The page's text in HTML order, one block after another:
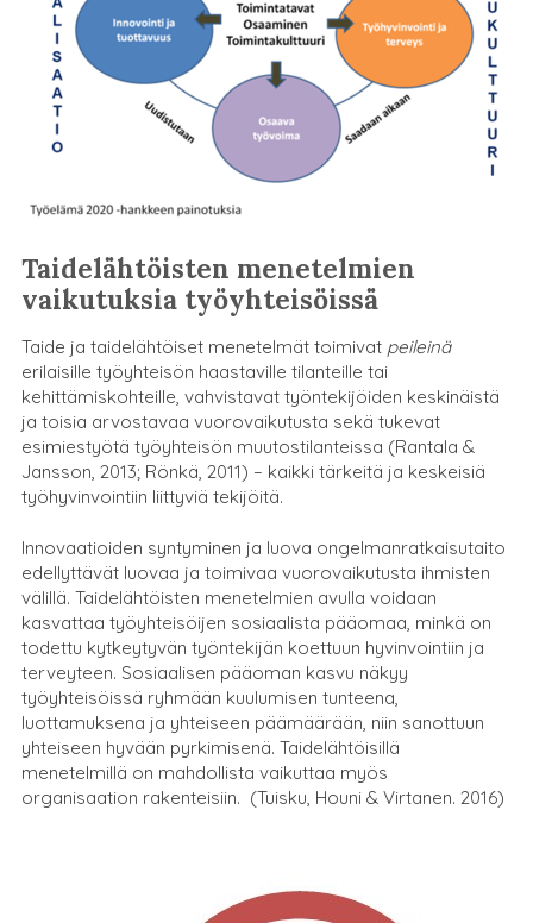
Taidelähtöisten menetelmien
vaikutuksia työyhteisöissä
Taide ja taidelähtöiset menetelmät toimivat peileinä
erilaisille työyhteisön haastaville tilanteille tai
kehittämiskohteille, vahvistavat työntekijöiden keskinäistä
ja toisia arvostavaa vuorovaikutusta sekä tukevat
esimiestyötä työyhteisön muutostilanteissa (Rantala &
Jansson, 2013; Rönkä, 2011) – kaikki tärkeitä ja keskeisiä
työhyvinvointiin liittyviä tekijöitä.
Innovaatioiden syntyminen ja luova ongelmanratkaisutaito
edellyttävät luovaa ja toimivaa vuorovaikutusta ihmisten
välillä. Taidelähtöisten menetelmien avulla voidaan
kasvattaa työyhteisöijen sosiaalista pääomaa, minkä on
todettu kytkeytyvän työntekijän koettuun hyvinvointiin ja
terveyteen. Sosiaalisen pääoman kasvu näkyy
työyhteisöissä ryhmään kuulumisen tunteena,
luottamuksena ja yhteiseen päämäärään, niin sanottuun
yhteiseen hyvään pyrkimisenä. Taidelähtöisillä
menetelmillä on mahdollista vaikuttaa myös
organisaation rakenteisiin. (Tuisku, Houni & Virtanen. 2016)